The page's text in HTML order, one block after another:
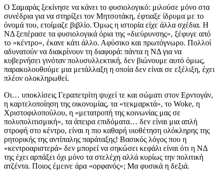
Ο Σαμαράς ξεκίνησε να κάνει το φυσιολογικό: μιλούσε μόνο στα
συνέδρια για να στηρίξει τον Μητσοτάκη, έφτιαξε ίδρυμα με το
όνομά του, ετοίμαζε βιβλίο. Όμως η ιστορία είχε άλλα σχέδια. Η
ΝΔ ξεπέρασε τα φυσιολογικά όρια της «διεύρυνσης», ξέφυγε από
το «κέντρο», έκανε κάτι άλλο. Αφύσικο και πρωτόγνωρο. Πολλοί
αδυνατούν να διακρίνουν τη διαφορά: πάντα η ΝΔ για να
κυβερνήσει γινόταν πολυσυλλεκτική, δεν βιώνουμε αυτό όμως,
παρακολουθούμε μια μετάλλαξη η οποία δεν είναι σε εξέλιξη, έχει
πλέον ολοκληρωθεί.
Οι… υποκλίσεις Γεραπετρίτη ψυχεί τε και σώματι στον Ερντογάν,
η καρτελοποίηση της οικονομίας, τα «τεκμαρκτά», το Woke, η
Χριστοφιλοπούλου, η «μετατροπή της κοινωνίας μας σε
πολυπολιτισμική», τα άπειρα επιδόματα… δεν είναι μια απλή
στροφή στο κέντρο, είναι η πιο καθαρή υιοθέτηση ολόκληρης της
ρητορικής της αντίπαλης παράταξης! Βασικός λόγος που η
«κεντροαριστερά» δεν μπορεί να σηκώσει κεφάλι είναι ότι η ΝΔ
της έχει αρπάξει όχι μόνο τα στελέχη αλλά κυρίως την πολιτική
ατζέντα. Ποιος έμεινε άρα «ορφανός»; Μα φυσικά η δεξιά.